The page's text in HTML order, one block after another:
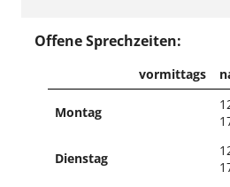
Offene Sprechzeiten:
vormittags
Montag
Dienstag